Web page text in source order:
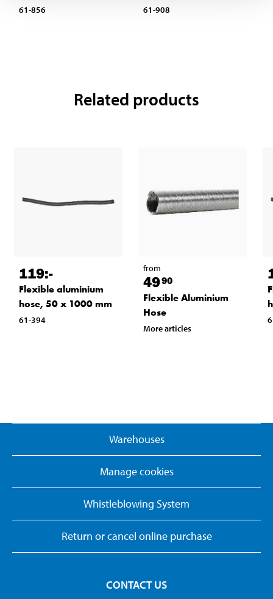
61-856 61-908
Related products
119:-
Flexible aluminium
hose, 50 x 1000 mm
61-394
from
4990
Flexible Aluminium
Hose
More articles
Warehouses
Manage cookies
Whistleblowing System
Return or cancel online purchase
CONTACT US